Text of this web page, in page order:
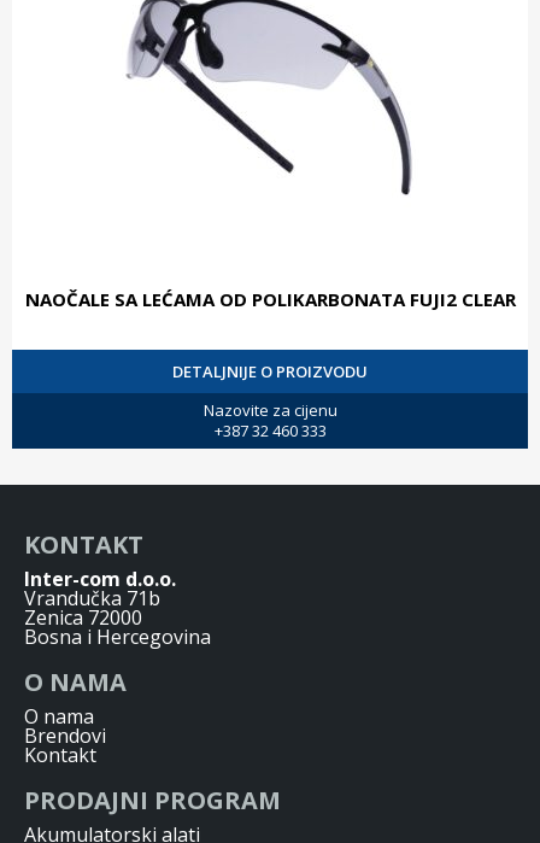
NAOČALE SA LEĆAMA OD POLIKARBONATA FUJI2 CLEAR
DETALJNIJE O PROIZVODU
Nazovite za cijenu
+387 32 460 333
KONTAKT
Inter-com d.o.o.
Vrandučka 71b
Zenica 72000
Bosna i Hercegovina
O NAMA
O nama
Brendovi
Kontakt
PRODAJNI PROGRAM
Akumulatorski alati